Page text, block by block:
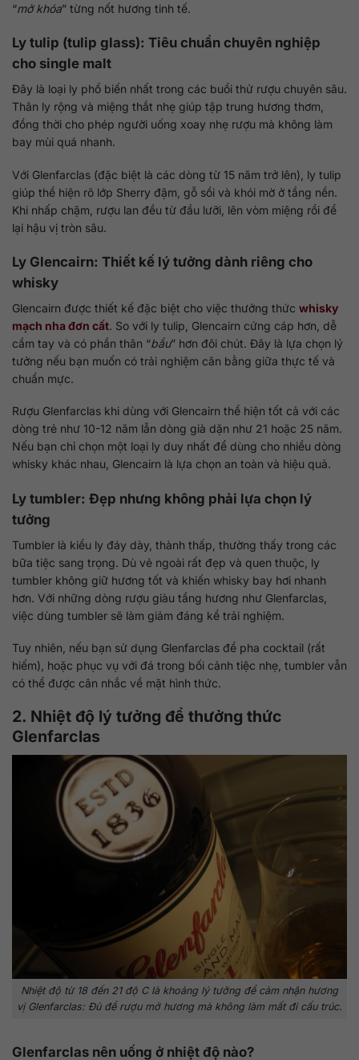
“mở khóa” từng nốt hương tinh tế.
Ly tulip (tulip glass): Tiêu chuẩn chuyên nghiệp
cho single malt
Đây là loại ly phổ biến nhất trong các buổi thử rượu chuyên sâu.
Thân ly rộng và miệng thắt nhẹ giúp tập trung hương thơm,
đồng thời cho phép người uống xoay nhẹ rượu mà không làm
bay mùi quá nhanh.
Với Glenfarclas (đặc biệt là các dòng từ 15 năm trở lên), ly tulip
giúp thể hiện rõ lớp Sherry đậm, gỗ sồi và khói mờ ở tầng nền.
Khi nhấp chậm, rượu lan đều từ đầu lưỡi, lên vòm miệng rồi để
lại hậu vị tròn sâu.
Ly Glencairn: Thiết kế lý tưởng dành riêng cho
whisky
Glencairn được thiết kế đặc biệt cho việc thưởng thức whisky
mạch nha đơn cất. So với ly tulip, Glencairn cứng cáp hơn, dễ
cầm tay và có phần thân “bầu” hơn đôi chút. Đây là lựa chọn lý
tưởng nếu bạn muốn có trải nghiệm cân bằng giữa thực tế và
chuẩn mực.
Rượu Glenfarclas khi dùng với Glencairn thể hiện tốt cả với các
dòng trẻ như 10-12 năm lẫn dòng già dặn như 21 hoặc 25 năm.
Nếu bạn chỉ chọn một loại ly duy nhất để dùng cho nhiều dòng
whisky khác nhau, Glencairn là lựa chọn an toàn và hiệu quả.
Ly tumbler: Đẹp nhưng không phải lựa chọn lý
tưởng
Tumbler là kiểu ly đáy dày, thành thấp, thường thấy trong các
bữa tiệc sang trọng. Dù vẻ ngoài rất đẹp và quen thuộc, ly
tumbler không giữ hương tốt và khiến whisky bay hơi nhanh
hơn. Với những dòng rượu giàu tầng hương như Glenfarclas,
việc dùng tumbler sẽ làm giảm đáng kể trải nghiệm.
Tuy nhiên, nếu bạn sử dụng Glenfarclas để pha cocktail (rất
hiếm), hoặc phục vụ với đá trong bối cảnh tiệc nhẹ, tumbler vẫn
có thể được cân nhắc về mặt hình thức.
2. Nhiệt độ lý tưởng để thưởng thức
Glenfarclas
Nhiệt độ từ 18 đến 21 độ C là khoảng lý tưởng để cảm nhận hương
vị Glenfarclas: Đủ để rượu mở hương mà không làm mất đi cấu trúc.
Glenfarclas nên uống ở nhiệt độ nào?